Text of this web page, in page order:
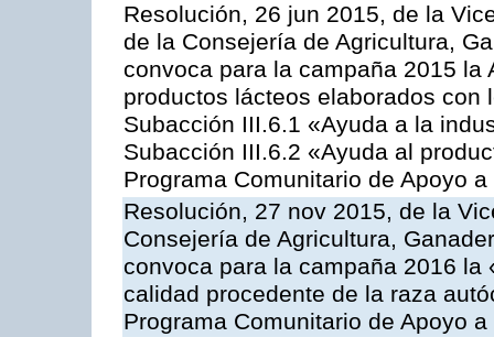
Resolución, 26 jun 2015, de la
de la Consejería de Agricultura,
convoca para la campaña 2015
productos lácteos elaborados
Subacción III.6.1 «Ayuda a la
Subacción III.6.2 «Ayuda al
Programa Comunitario de Apoyo
Resolución, 27 nov 2015, de la
Consejería de Agricultura,
convoca para la campaña 2016
calidad procedente de la raza
Programa Comunitario de Apoyo